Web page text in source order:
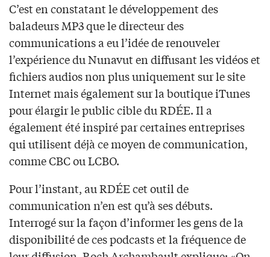
C’est en constatant le développement des
baladeurs MP3 que le directeur des
communications a eu l’idée de renouveler
l’expérience du Nunavut en diffusant les vidéos et
fichiers audios non plus uniquement sur le site
Internet mais également sur la boutique iTunes
pour élargir le public cible du RDÉE. Il a
également été inspiré par certaines entreprises
qui utilisent déjà ce moyen de communication,
comme CBC ou LCBO.
Pour l’instant, au RDÉE cet outil de
communication n’en est qu’à ses débuts.
Interrogé sur la façon d’informer les gens de la
disponibilité de ces podcasts et la fréquence de